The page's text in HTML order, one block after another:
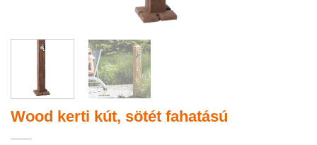
Wood kerti kút, sötét fahatású